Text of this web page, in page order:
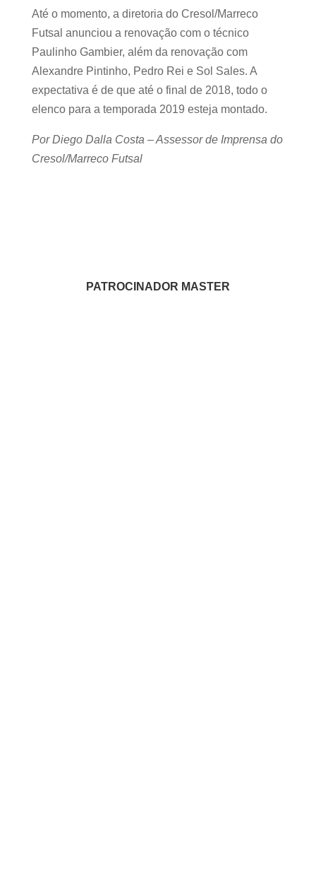
Até o momento, a diretoria do Cresol/Marreco
Futsal anunciou a renovação com o técnico
Paulinho Gambier, além da renovação com
Alexandre Pintinho, Pedro Rei e Sol Sales. A
expectativa é de que até o final de 2018, todo o
elenco para a temporada 2019 esteja montado.
Por Diego Dalla Costa – Assessor de Imprensa do
Cresol/Marreco Futsal
PATROCINADOR MASTER